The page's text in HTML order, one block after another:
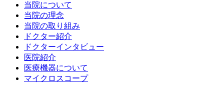
当院について
当院の理念
当院の取り組み
ドクター紹介
ドクターインタビュー
医院紹介
医療機器について
マイクロスコープ